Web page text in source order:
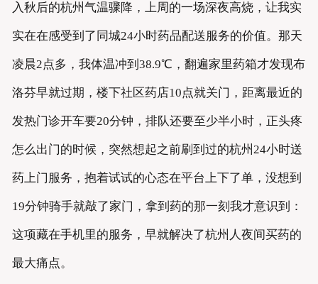
入秋后的杭州气温骤降，上周的一场深夜高烧，让我实
实在在感受到了同城24小时药品配送服务的价值。那天
凌晨2点多，我体温冲到38.9℃，翻遍家里药箱才发现布
洛芬早就过期，楼下社区药店10点就关门，距离最近的
发热门诊开车要20分钟，排队还要至少半小时，正头疼
怎么出门的时候，突然想起之前刷到过的杭州24小时送
药上门服务，抱着试试的心态在平台上下了单，没想到
19分钟骑手就敲了家门，拿到药的那一刻我才意识到：
这项藏在手机里的服务，早就解决了杭州人夜间买药的
最大痛点。